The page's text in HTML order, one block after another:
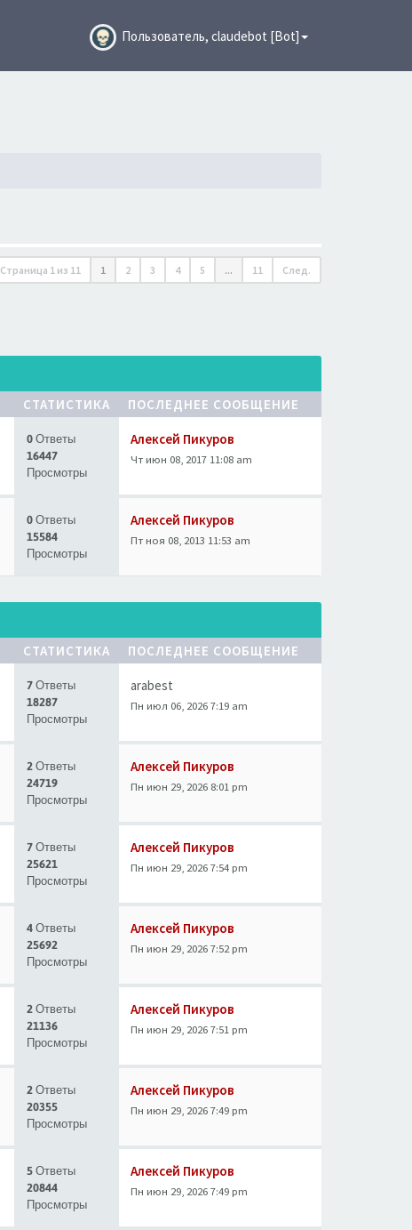
Пользователь, claudebot [Bot]
Страница 1 из 11 1 2 3 4 5 ... 11 След.
СТАТИСТИКА ПОСЛЕДНЕЕ СООБЩЕНИЕ
0 Ответы
16447
Просмотры
Алексей Пикуров
Чт июн 08, 2017 11:08 am
0 Ответы
15584
Просмотры
Алексей Пикуров
Пт ноя 08, 2013 11:53 am
СТАТИСТИКА ПОСЛЕДНЕЕ СООБЩЕНИЕ
7 Ответы
18287
Просмотры
arabest
Пн июл 06, 2026 7:19 am
2 Ответы
24719
Просмотры
Алексей Пикуров
Пн июн 29, 2026 8:01 pm
7 Ответы
25621
Просмотры
Алексей Пикуров
Пн июн 29, 2026 7:54 pm
4 Ответы
25692
Просмотры
Алексей Пикуров
Пн июн 29, 2026 7:52 pm
2 Ответы
21136
Просмотры
Алексей Пикуров
Пн июн 29, 2026 7:51 pm
2 Ответы
20355
Просмотры
Алексей Пикуров
Пн июн 29, 2026 7:49 pm
5 Ответы
20844
Просмотры
Алексей Пикуров
Пн июн 29, 2026 7:49 pm